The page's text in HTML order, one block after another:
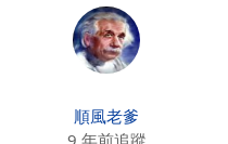
順風老爹